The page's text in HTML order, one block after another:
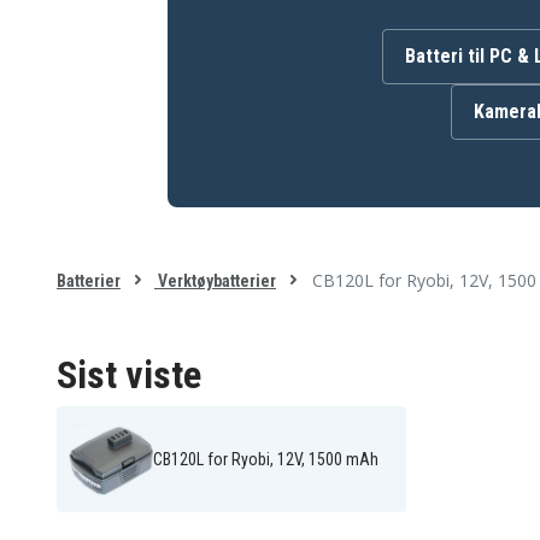
L1212R
Batteriet er kompatibelt med følgende produkter:
Aeg HP612K
Aeg JG001
Ryobi CR-1201
Ryobi CS-1201
Batteri til PC &
Batterier Verktøybatterier CB120L for Ryobi, 12V,
Sist viste
CB120L for Ryobi, 12V, 1500 mAh